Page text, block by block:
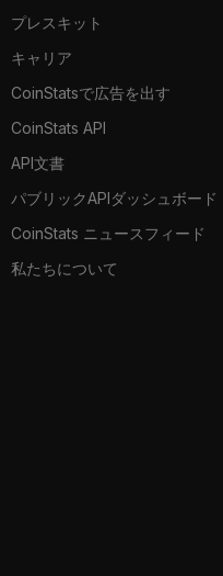
プレスキット
キャリア
CoinStatsで広告を出す
CoinStats API
API文書
パブリックAPIダッシュボード
CoinStats ニュースフィード
私たちについて